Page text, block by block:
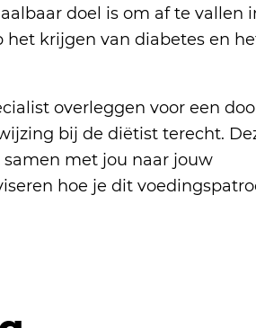
doel is om af te vallen
het krijgen van diabetes en
overleggen voor een
bij de diëtist terecht.
met jou naar jouw
hoe je dit